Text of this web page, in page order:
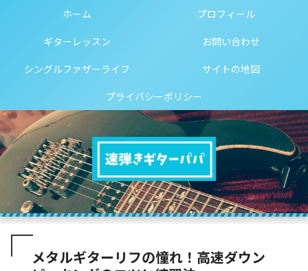
ホーム
プロフィール
ギターレッスン
お問い合わせ
シングルファザーライフ
サイトの地図
プライバシーポリシー
メタルギターリフの憧れ！高速ダウン